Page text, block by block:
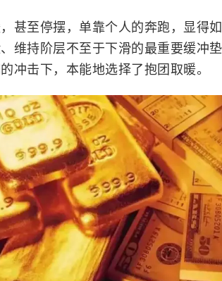
甚至停摆，单靠个人的奔跑，显得
维持阶层不至于下滑的最重要缓冲
冲击下，本能地选择了抱团取暖。